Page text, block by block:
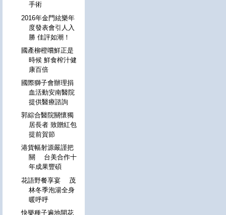
手術
2016年金門絃樂年
度發表會引人入
勝 佳評如潮！
國產柳橙嚐鮮正是
時候 鮮食榨汁健
康百倍
國際獅子會辦理捐
血活動安南醫院
提供醫療諮詢
郭綜合醫院關懷獨
居長者 致贈紅包
提前賀節
港貨幅射源嚴謹把
關 台美合作十
年成果豐碩
花語野餐享宴 茂
林冬季泡湯全身
暖呼呼
快樂種子遍地開花